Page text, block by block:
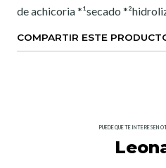
de achicoria *¹secado
COMPARTIR ESTE
PUEDE QUE TE INTERESEN